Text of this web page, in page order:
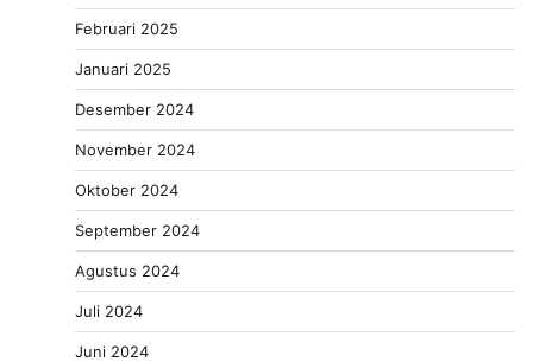
Februari 2025
Januari 2025
Desember 2024
November 2024
Oktober 2024
September 2024
Agustus 2024
Juli 2024
Juni 2024